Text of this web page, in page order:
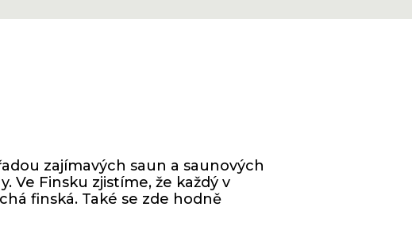
zajímavých saun a saunových
Ve Finsku zjistíme, že každý v
finská. Také se zde hodně